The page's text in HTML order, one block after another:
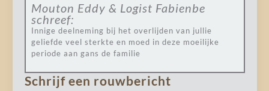
Mouton Eddy & Logist Fabienbe
schreef:
Innige deelneming bij het overlijden van jullie
geliefde veel sterkte en moed in deze moeilijke
periode aan gans de familie
Schrijf een rouwbericht